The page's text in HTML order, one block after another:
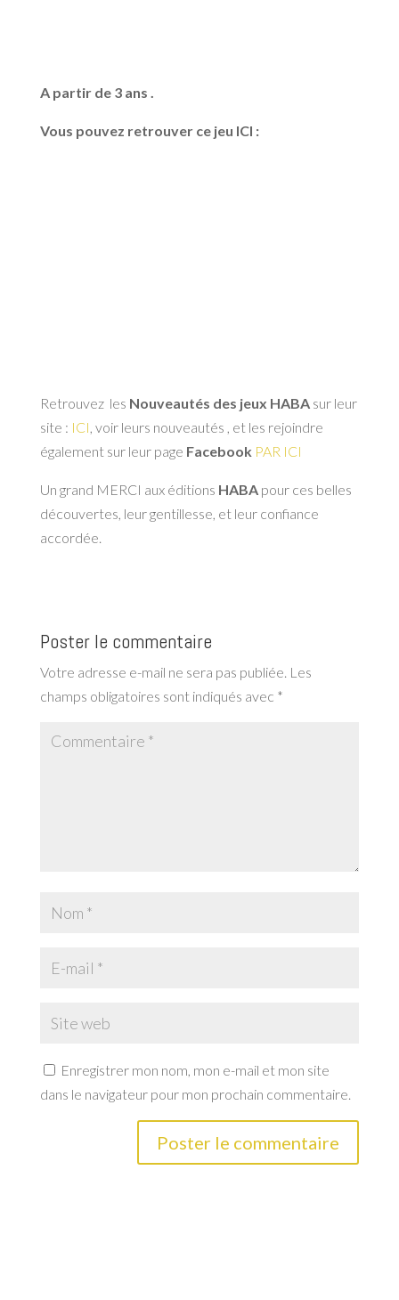
A partir de 3 ans .
Vous pouvez retrouver ce jeu ICI :
Retrouvez les Nouveautés des jeux HABA sur leur
site : ICI , voir leurs nouveautés , et les rejoindre
également sur leur page Facebook PAR ICI
Un grand MERCI aux éditions HABApour ces belles
découvertes, leur gentillesse, et leur confiance
accordée.
Poster le commentaire
Votre adresse e-mail ne sera pas publiée. Les
champs obligatoires sont indiqués avec *
Enregistrer mon nom, mon e-mail et mon site
dans le navigateur pour mon prochain commentaire.